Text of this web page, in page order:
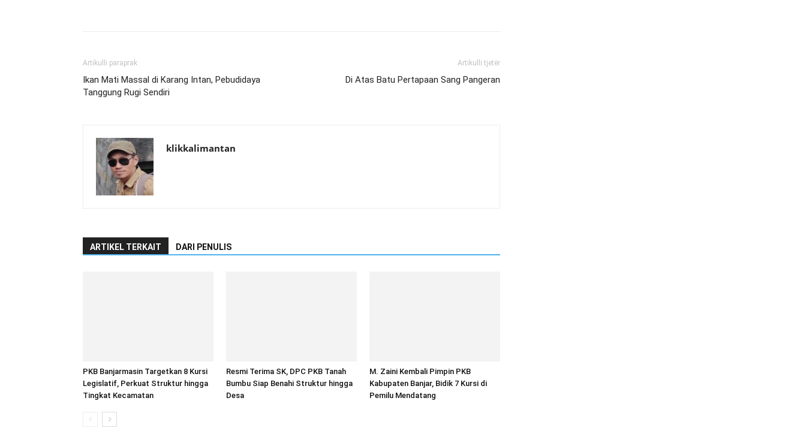
Artikulli paraprak
Ikan Mati Massal di Karang Intan, Pebudidaya
Tanggung Rugi Sendiri
Artikulli tjetër
Di Atas Batu Pertapaan Sang Pangeran
klikkalimantan
ARTIKEL TERKAIT DARI PENULIS
PKB Banjarmasin Targetkan 8 Kursi
Legislatif, Perkuat Struktur hingga
Tingkat Kecamatan
Resmi Terima SK, DPC PKB Tanah
Bumbu Siap Benahi Struktur hingga
Desa
M. Zaini Kembali Pimpin PKB
Kabupaten Banjar, Bidik 7 Kursi di
Pemilu Mendatang